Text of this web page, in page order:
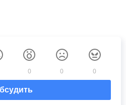
0 0 0